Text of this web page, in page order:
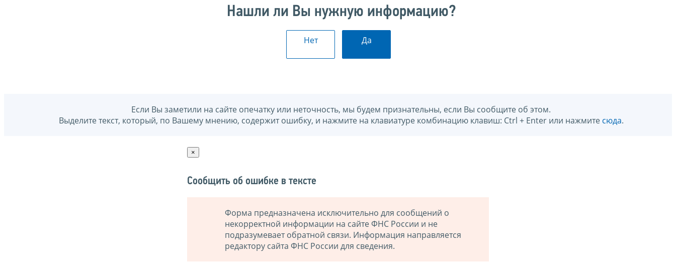
Нашли ли Вы нужную информацию?
Нет Да
Если Вы заметили на сайте опечатку или неточность, мы будем признательны, если Вы сообщите об этом.
Выделите текст, который, по Вашему мнению, содержит ошибку, и нажмите на клавиатуре комбинацию клавиш: Ctrl + Enter или нажмите сюда.
×
Сообщить об ошибке в тексте
Форма предназначена исключительно для сообщений о
некорректной информации на сайте ФНС России и не
подразумевает обратной связи. Информация направляется
редактору сайта ФНС России для сведения.